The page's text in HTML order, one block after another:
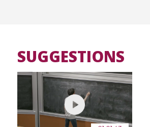
SUGGESTIONS